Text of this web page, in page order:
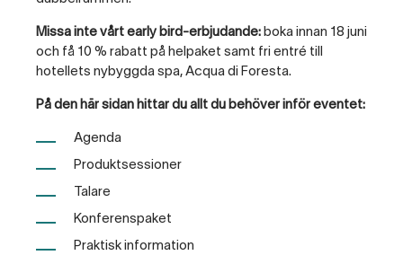
Missa inte vårt early bird-erbjudande:boka innan 18 juni
och få 10 % rabatt på helpaket samt fri entré till
hotellets nybyggda spa, Acqua di Foresta.
På den här sidan hittar du allt du behöver inför eventet:
Agenda
Produktsessioner
Talare
Konferenspaket
Praktisk information